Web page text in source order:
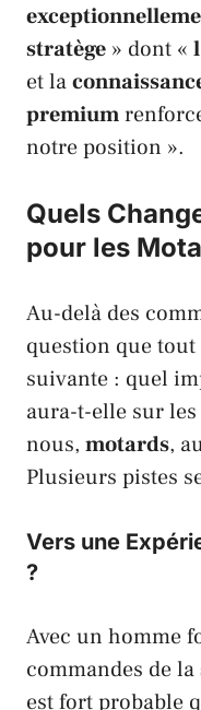
stratège » dont «
et la
premium
notre position ».
Quels
pour les
Au-delà des
question que tout
suivante : quel
aura-t-elle sur les
nous, motards,
Plusieurs pistes
Vers une
?
Avec un homme
commandes de la
est fort probable